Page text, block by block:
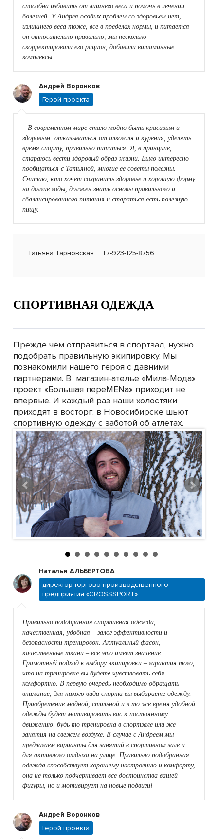
способна избавить от лишнего веса и помочь в лечении
болезней. У Андрея особых проблем со здоровьем нет,
излишнего веса тоже, все в пределах нормы, и питается
он относительно правильно, мы несколько
скорректировали его рацион, добавили витаминные
комплексы.
Андрей Воронков
Герой проекта
– В современном мире стало модно быть красивым и
здоровым: отказываться от алкоголя и курения, уделять
время спорту, правильно питаться. Я, в принципе,
стараюсь вести здоровый образ жизни. Было интересно
пообщаться с Татьяной, многие ее советы полезны.
Считаю, кто хочет сохранить здоровье и хорошую форму
на долгие годы, должен знать основы правильного и
сбалансированного питания и стараться есть полезную
пищу.
Татьяна Тарновская +7-923-125-8756
СПОРТИВНАЯ ОДЕЖДА
Прежде чем отправиться в спортзал, нужно
подобрать правильную экипировку. Мы
познакомили нашего героя с давними
партнерами. В магазин-ателье «Мила-Мода»
проект «Большая переMENа» приходит не
впервые. И каждый раз наши холостяки
приходят в восторг: в Новосибирске шьют
спортивную одежду с заботой об атлетах.
Наталья АЛЬБЕРТОВА
директор торгово-производственного
предприятия «CROSSSPORT»:
Правильно подобранная спортивная одежда,
качественная, удобная – залог эффективности и
безопасности тренировок. Актуальный фасон,
качественные ткани – все это имеет значение.
Грамотный подход к выбору экипировки – гарантия того,
что на тренировке вы будете чувствовать себя
комфортно. В первую очередь необходимо обращать
внимание, для какого вида спорта вы выбираете одежду.
Приобретение модной, стильной и в то же время удобной
одежды будет мотивировать вас к постоянному
движению, будь то тренировка в спортзале или же
занятия на свежем воздухе. В случае с Андреем мы
предлагаем варианты для занятий в спортивном зале и
для активного отдыха на улице. Правильно подобранная
одежда способствует хорошему настроению и комфорту,
она не только подчеркивает все достоинства вашей
фигуры, но и мотивирует на новые подвиги!
Андрей Воронков
Герой проекта